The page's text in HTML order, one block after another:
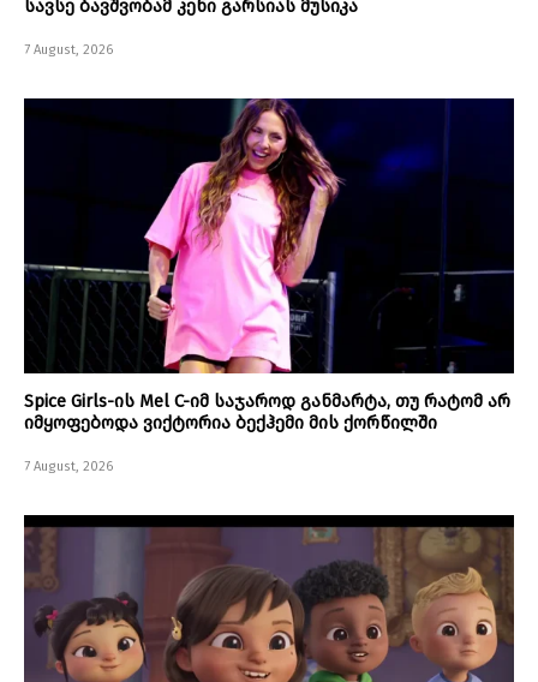
სავსე ბავშვობამ კენი გარსიას მუსიკა
7 August, 2026
Spice Girls-ის Mel C-იმ საჯაროდ განმარტა, თუ რატომ არ
იმყოფებოდა ვიქტორია ბექჰემი მის ქორწილში
7 August, 2026